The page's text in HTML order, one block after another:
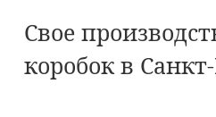
Свое
коробок в